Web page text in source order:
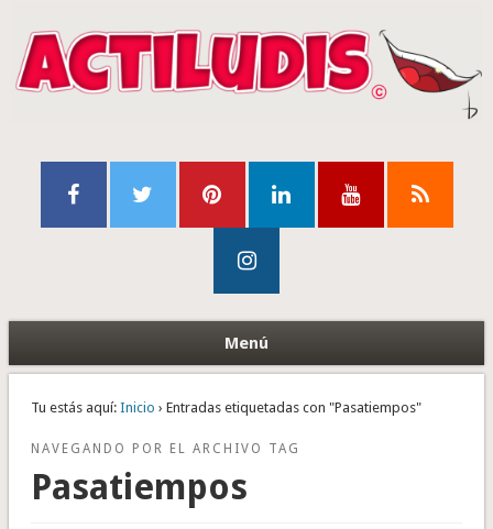
Menú
Tu estás aquí: Inicio › Entradas etiquetadas con "Pasatiempos"
NAVEGANDO POR EL ARCHIVO TAG
Pasatiempos